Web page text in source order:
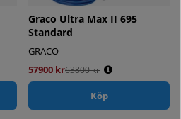
Graco Ultra Max II 695
Standard
GRACO
57900 kr
Ordinarie pris:
63800 kr
Köp